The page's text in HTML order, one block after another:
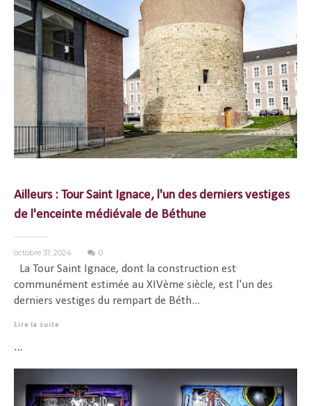
Ailleurs : Tour Saint Ignace, l'un des derniers vestiges
de l'enceinte médiévale de Béthune
octobre 31, 2024 0
La Tour Saint Ignace, dont la construction est
communément estimée au XIVème siècle, est l'un des
derniers vestiges du rempart de Béth...
Lire la suite
...